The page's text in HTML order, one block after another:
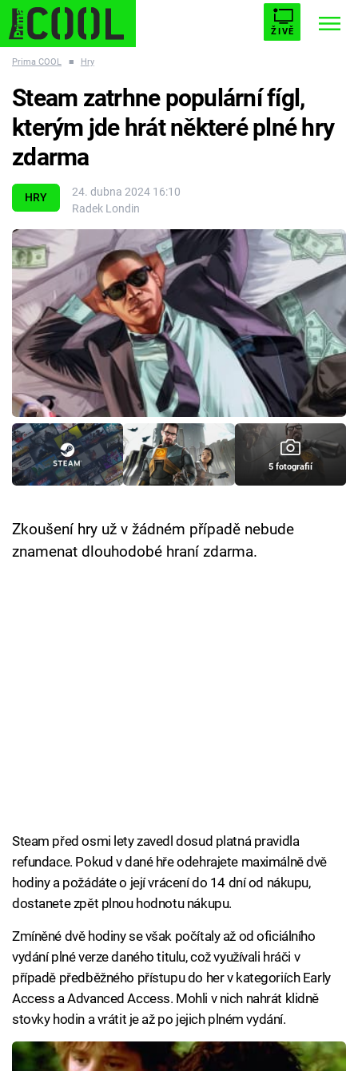
ŽIVĚ
ESCAPE PLNEJ KOTEL AVENGERS 5
Témata
Filmy
Seriály
Hry
Cool Esport
Pořady
TV Program
Přihlášení
Prima COOL ■ Hry
HRY
24. dubna 2024 16:10
Radek Londin
Steam zatrhne populární fígl,
kterým jde hrát některé plné hry
zdarma
5 fotografií
Zkoušení hry už v žádném případě nebude
znamenat dlouhodobé hraní zdarma.
Steam před osmi lety zavedl dosud platná pravidla
refundace. Pokud v dané hře odehrajete maximálně dvě
hodiny a požádáte o její vrácení do 14 dní od nákupu,
dostanete zpět plnou hodnotu nákupu.
Zmíněné dvě hodiny se však počítaly až od oficiálního
vydání plné verze daného titulu, což využívali hráči v
případě předběžného přístupu do her v kategoriích Early
Access a Advanced Access. Mohli v nich nahrát klidně
stovky hodin a vrátit je až po jejich plném vydání.